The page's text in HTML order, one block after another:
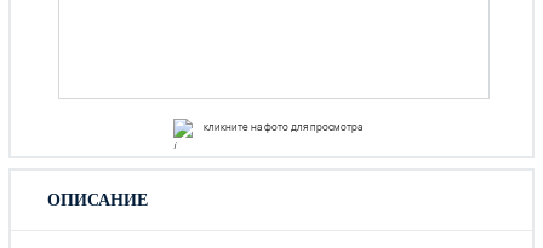
кликните на фото для просмотра
ОПИСАНИЕ